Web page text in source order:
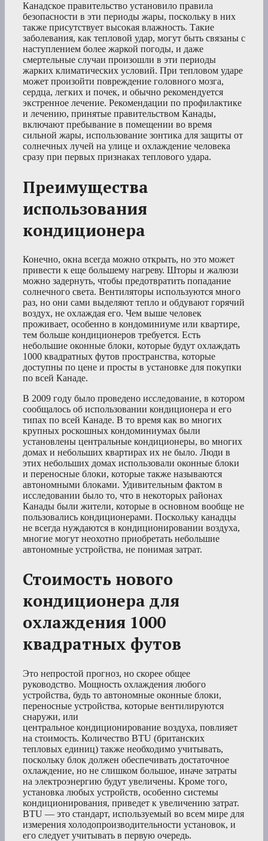
Канадское правительство установило правила
безопасности в эти периоды жары, поскольку в них
также присутствует высокая влажность. Такие
заболевания, как тепловой удар, могут быть связаны с
наступлением более жаркой погоды, и даже
смертельные случаи произошли в эти периоды
жарких климатических условий. При тепловом ударе
может произойти повреждение головного мозга,
сердца, легких и почек, и обычно рекомендуется
экстренное лечение. Рекомендации по профилактике
и лечению, принятые правительством Канады,
включают пребывание в помещении во время
сильной жары, использование зонтика для защиты от
солнечных лучей на улице и охлаждение человека
сразу при первых признаках теплового удара.
Преимущества
использования
кондиционера
Конечно, окна всегда можно открыть, но это может
привести к еще большему нагреву. Шторы и жалюзи
можно задернуть, чтобы предотвратить попадание
солнечного света. Вентиляторы используются много
раз, но они сами выделяют тепло и обдувают горячий
воздух, не охлаждая его. Чем выше человек
проживает, особенно в кондоминиуме или квартире,
тем больше кондиционеров требуется. Есть
небольшие оконные блоки, которые будут охлаждать
1000 квадратных футов пространства, которые
доступны по цене и просты в установке для покупки
по всей Канаде.
В 2009 году было проведено исследование, в котором
сообщалось об использовании кондиционера и его
типах по всей Канаде. В то время как во многих
крупных роскошных кондоминиумах были
установлены центральные кондиционеры, во многих
домах и небольших квартирах их не было. Люди в
этих небольших домах использовали оконные блоки
и переносные блоки, которые также называются
автономными блоками. Удивительным фактом в
исследовании было то, что в некоторых районах
Канады были жители, которые в основном вообще не
пользовались кондиционерами. Поскольку канадцы
не всегда нуждаются в кондиционировании воздуха,
многие могут неохотно приобретать небольшие
автономные устройства, не понимая затрат.
Стоимость нового
кондиционера для
охлаждения 1000
квадратных футов
Это непростой прогноз, но скорее общее
руководство. Мощность охлаждения любого
устройства, будь то автономные оконные блоки,
переносные устройства, которые вентилируются
снаружи, или
центральное кондиционирование воздуха, повлияет
на стоимость. Количество BTU (британских
тепловых единиц) также необходимо учитывать,
поскольку блок должен обеспечивать достаточное
охлаждение, но не слишком большое, иначе затраты
на электроэнергию будут увеличены. Кроме того,
установка любых устройств, особенно системы
кондиционирования, приведет к увеличению затрат.
BTU — это стандарт, используемый во всем мире для
измерения холодопроизводительности установок, и
его следует учитывать в первую очередь.